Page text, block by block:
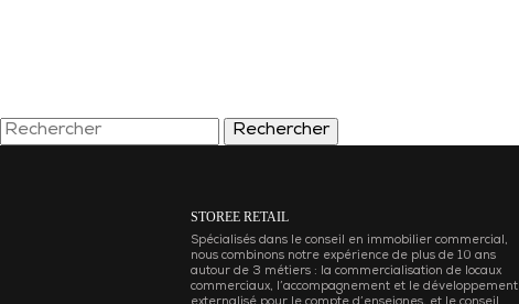
Rechercher
STOREE RETAIL
Spécialisés dans le conseil en immobilier commercial,
nous combinons notre expérience de plus de 10 ans
autour de 3 métiers : la commercialisation de locaux
commerciaux, l’accompagnement et le développement